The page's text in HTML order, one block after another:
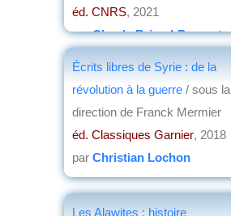
éd. CNRS, 2021
parClaude Briand-Ponsart
Écrits libres de Syrie : de la
révolution à la guerre / sous la
direction de Franck Mermier
éd. Classiques Garnier, 2018
par Christian Lochon
Les Alawites : histoire